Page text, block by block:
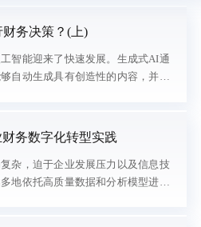
务决策？(上)
智能迎来了快速发展。生成式AI通
自动生成具有创造性的内容，并模
值，能提高决策的精确性和效率。
险评估、投资决策、财务分析等方
量数据，决策者能够发现隐藏的
务数字化转型实践
杂，迫于企业发展压力以及信息技
地依托高质量数据和分析模型进行